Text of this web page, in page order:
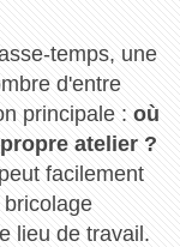
temps, une
d'entre
principale :où
atelier ?
facilement
lieu de travail.